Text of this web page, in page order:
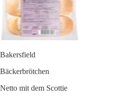
Bakersfield
Bäckerbrötchen
Netto mit dem Scottie